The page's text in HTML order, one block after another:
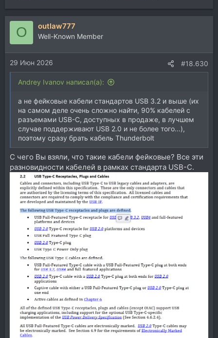
O outlaw777
Well-Known Member
29 Июн 2026 #18.630
Andrey Ivanov написал(а):
а не фейковые кабели стандартов USB 3.2 и выше (их
на самом деле очень сложно найти, 90% кабелей с
разъемами USB-C, доступных в продаже, в лучшем
случае поддерживают USB 2.0 и не более того...),
поэтому сразу брать кабель Thunderbolt
С чего Вы взяли, что такие кабели фейковые? Все эти
разновидности кабелей в рамках стандарта USB-C.